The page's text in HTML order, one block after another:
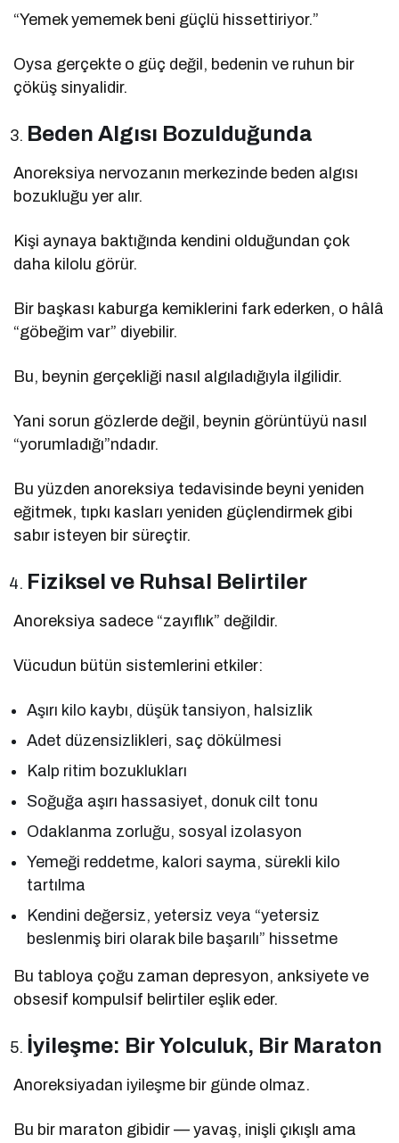
“Yemek yememek beni güçlü hissettiriyor.”
Oysa gerçekte o güç değil, bedenin ve ruhun bir
çöküş sinyalidir.
Beden Algısı Bozulduğunda
Anoreksiya nervozanın merkezinde beden algısı
bozukluğu yer alır.
Kişi aynaya baktığında kendini olduğundan çok
daha kilolu görür.
Bir başkası kaburga kemiklerini fark ederken, o hâlâ
“göbeğim var” diyebilir.
Bu, beynin gerçekliği nasıl algıladığıyla ilgilidir.
Yani sorun gözlerde değil, beynin görüntüyü nasıl
“yorumladığı”ndadır.
Bu yüzden anoreksiya tedavisinde beyni yeniden
eğitmek, tıpkı kasları yeniden güçlendirmek gibi
sabır isteyen bir süreçtir.
Fiziksel ve Ruhsal Belirtiler
Anoreksiya sadece “zayıflık” değildir.
Vücudun bütün sistemlerini etkiler:
Aşırı kilo kaybı, düşük tansiyon, halsizlik
Adet düzensizlikleri, saç dökülmesi
Kalp ritim bozuklukları
Soğuğa aşırı hassasiyet, donuk cilt tonu
Odaklanma zorluğu, sosyal izolasyon
Yemeği reddetme, kalori sayma, sürekli kilo
tartılma
Kendini değersiz, yetersiz veya “yetersiz
beslenmiş biri olarak bile başarılı” hissetme
Bu tabloya çoğu zaman depresyon, anksiyete ve
obsesif kompulsif belirtiler eşlik eder.
İyileşme: Bir Yolculuk, Bir Maraton
Anoreksiyadan iyileşme bir günde olmaz.
Bu bir maraton gibidir — yavaş, inişli çıkışlı ama